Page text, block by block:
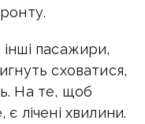
пасажири,
сховатися,
На те, щоб
лічені хвилини.